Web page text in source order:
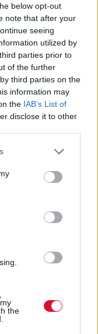
below opt-out
note that after your
seeing
utilized by
parties prior to
of the further
third parties on the
information may
the IAB’s List of
disclose it to other
the